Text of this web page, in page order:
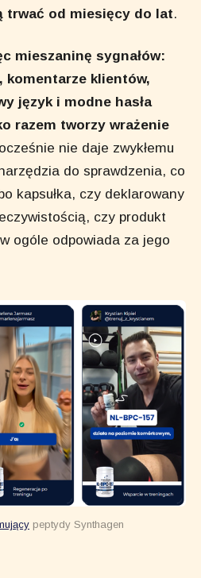
trwać od miesięcy do lat.
mieszaninę sygnałów:
klientów,
język i modne hasła
razem tworzy wrażenie
nie daje zwykłemu
do sprawdzenia, co
kapsułka, czy deklarowany
czy produkt
ogóle odpowiada za jego
peptydy Synthagen